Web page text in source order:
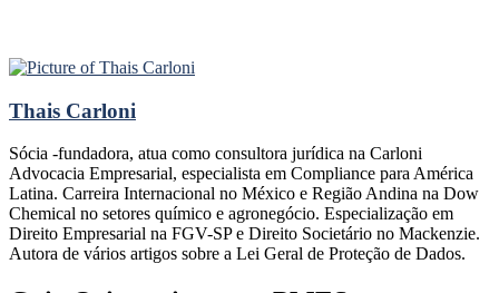
Thais Carloni
Sócia -fundadora, atua como consultora jurídica na Carloni
Advocacia Empresarial, especialista em Compliance para América
Latina. Carreira Internacional no México e Região Andina na Dow
Chemical no setores químico e agronegócio. Especialização em
Direito Empresarial na FGV-SP e Direito Societário no Mackenzie.
Autora de vários artigos sobre a Lei Geral de Proteção de Dados.